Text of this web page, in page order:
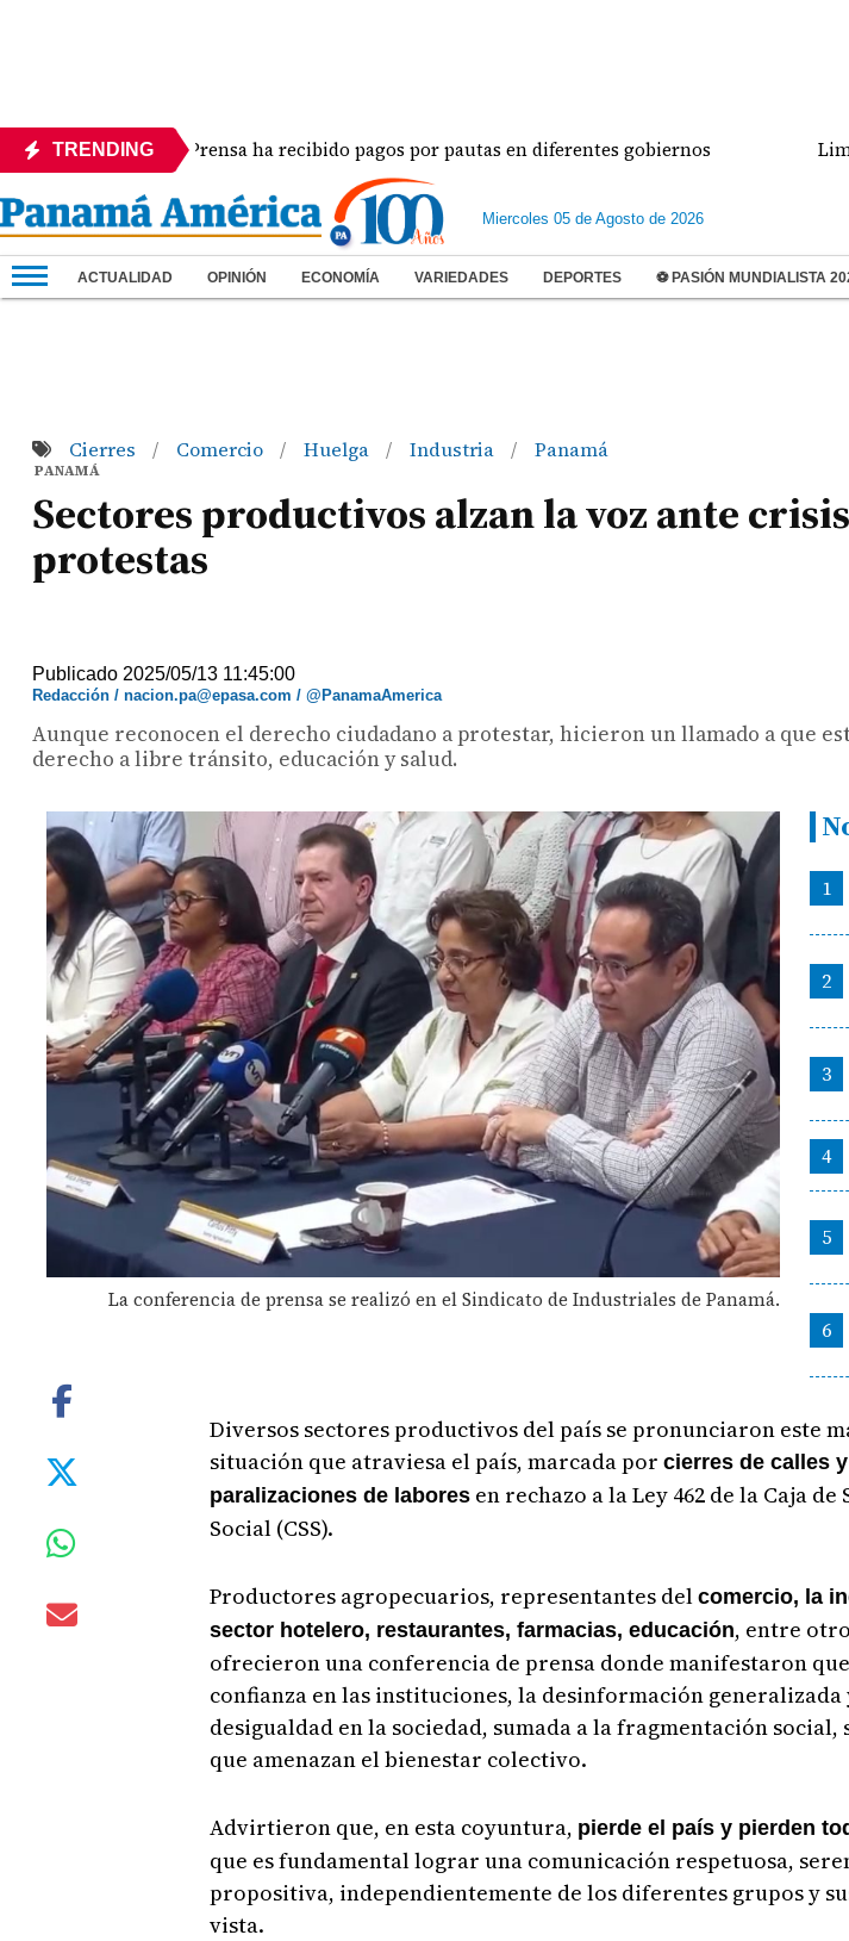
TRENDING
La Prensa ha recibido pagos por pautas en diferentes gobiernos
Miercoles 05 de Agosto de 2026
ACTUALIDAD OPINIÓN ECONOMÍA VARIEDADES DEPORTES ⚽ PASIÓN MUNDIALISTA
Cierres / Comercio / Huelga / Industria / Panamá
PANAMÁ
Sectores productivos alzan la voz ante
protestas
Publicado 2025/05/13 11:45:00
Redacción / nacion.pa@epasa.com / @PanamaAmerica
Aunque reconocen el derecho ciudadano a protestar, hicieron un llamado a que
derecho a libre tránsito, educación y salud.
La conferencia de prensa se realizó en el Sindicato de Industriales de Panamá.
1
2
3
4
5
6
Diversos sectores productivos del país se pronunciaron este
situación que atraviesa el país, marcada por cierres de calles y
paralizaciones de laboresen rechazo a la Ley 462 de la Caja de
Social (CSS).
Productores agropecuarios, representantes del comercio, la
sector hotelero, restaurantes, farmacias, educación, entre
ofrecieron una conferencia de prensa donde manifestaron
confianza en las instituciones, la desinformación generalizada
desigualdad en la sociedad, sumada a la fragmentación social,
que amenazan el bienestar colectivo.
Advirtieron que, en esta coyuntura, pierde el país y pierden
que es fundamental lograr una comunicación respetuosa,
propositiva, independientemente de los diferentes grupos y
vista.